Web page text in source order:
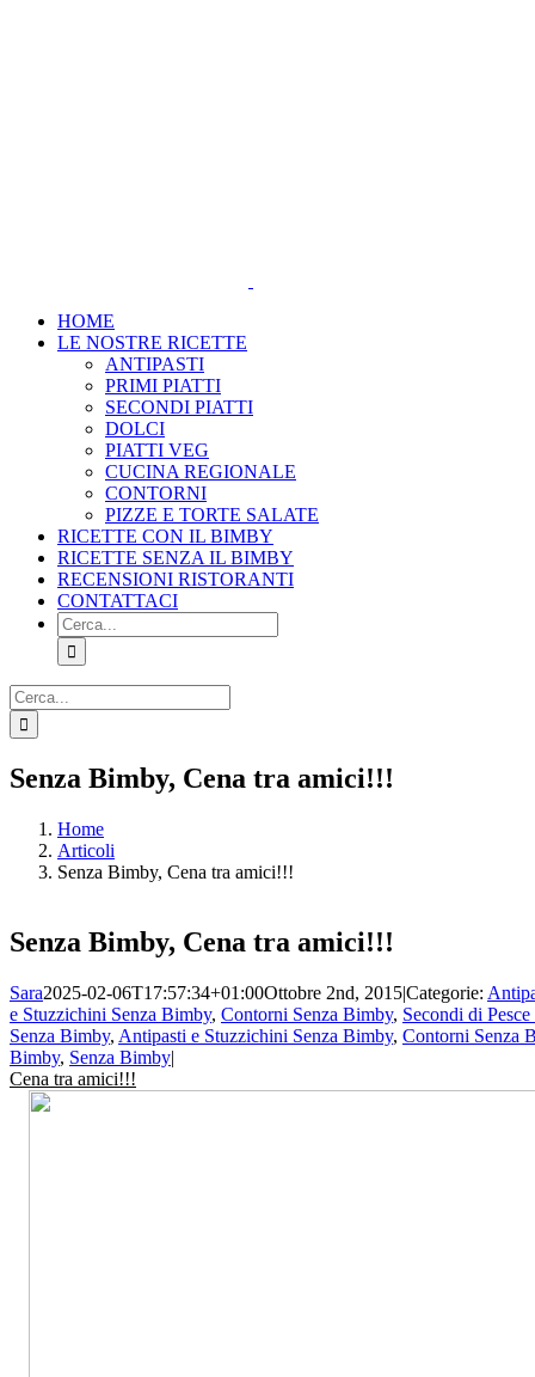
HOME
LE NOSTRE RICETTE
ANTIPASTI
PRIMI PIATTI
SECONDI PIATTI
DOLCI
PIATTI VEG
CUCINA REGIONALE
CONTORNI
PIZZE E TORTE SALATE
RICETTE CON IL BIMBY
RICETTE SENZA IL BIMBY
RECENSIONI RISTORANTI
CONTATTACI
Cerca
per:
Cerca
per:
Senza Bimby, Cena tra amici!!!
Home
Articoli
Senza Bimby, Cena tra amici!!!
Senza Bimby, Cena tra amici!!!
Sara2025-02-06T17:57:34+01:00Ottobre 2nd, 2015|Categorie:
e Stuzzichini Senza Bimby, Contorni Senza Bimby, Secondi di
Senza Bimby, Antipasti e Stuzzichini Senza Bimby, Contorni Senza
Bimby, Senza Bimby|
Cena tra amici!!!